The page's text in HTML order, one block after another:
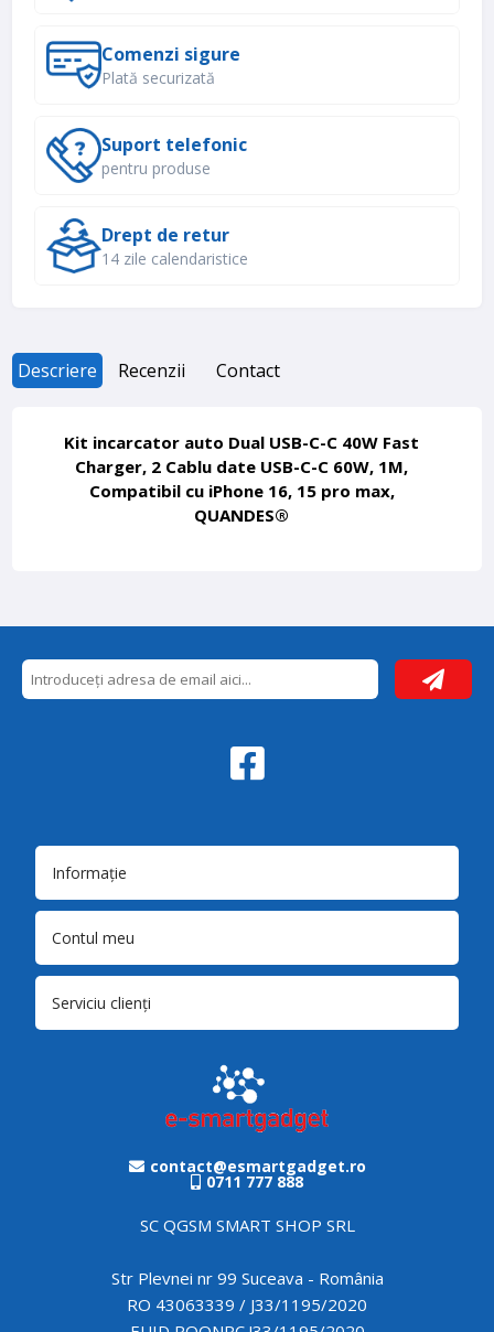
Comenzi sigure
Plată securizată
Suport telefonic
pentru produse
Drept de retur
14 zile calendaristice
Descriere Recenzii Contact
Kit incarcator auto Dual USB-C-C 40W Fast
Charger, 2 Cablu date USB-C-C 60W, 1M,
Compatibil cu iPhone 16, 15 pro max,
QUANDES®
Informație
Contul meu
Serviciu clienți
contact@esmartgadget.ro
0711 777 888
SC QGSM SMART SHOP SRL
Str Plevnei nr 99 Suceava - România
RO 43063339 / J33/1195/2020